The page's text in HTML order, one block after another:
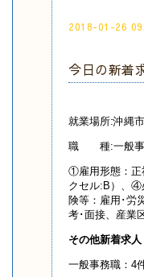
2018-01-26
今日の新着
就業場所:沖縄市
職 種:一般事
①雇用形態：正
クセル:B）、④
険等：雇用･労
考･面接、産業
その他新着求人
一般事務職：4